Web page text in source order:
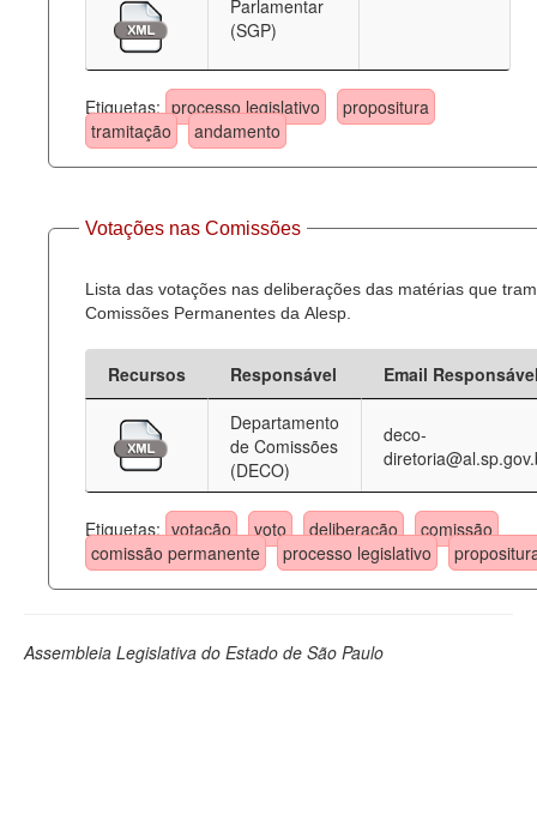
Parlamentar
(SGP)
Etiquetas: processo legislativo
propositura
tramitação
andamento
Votações nas Comissões
Lista das votações nas deliberações das matérias que
Comissões Permanentes da Alesp.
Recursos Responsável
Email
Departamento
de Comissões
(DECO)
deco-
Etiquetas: votação voto deliberação
comissão
comissão permanente
processo legislativo
Assembleia Legislativa do Estado de São Paulo